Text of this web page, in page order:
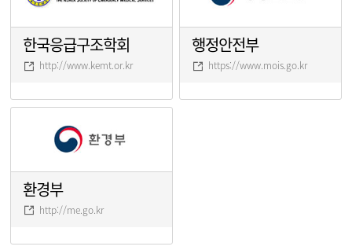
한국응급구조학회
http://www.kemt.or.kr
행정안전부
https://www.mois.go.kr
환경부
http://me.go.kr